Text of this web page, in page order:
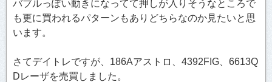
バブルっぽい動きになってて押しが入りそうなところで
も更に買われるパターンもありどちらなのか見たいと思
います。
さてデイトレですが、186Aアストロ、4392FIG、6613Q
Dレーザを売買しました。